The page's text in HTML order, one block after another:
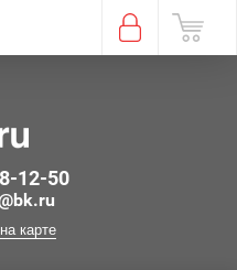
12-50
карте